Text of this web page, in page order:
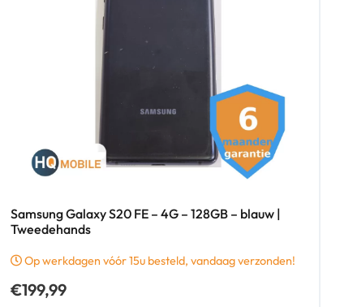
Samsung Galaxy S20 FE – 4G – 128GB – blauw |
Tweedehands
Op werkdagen vóór 15u besteld, vandaag verzonden!
€199,99